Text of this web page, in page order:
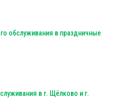
обслуживания в праздничные
в г. Щёлково и г.